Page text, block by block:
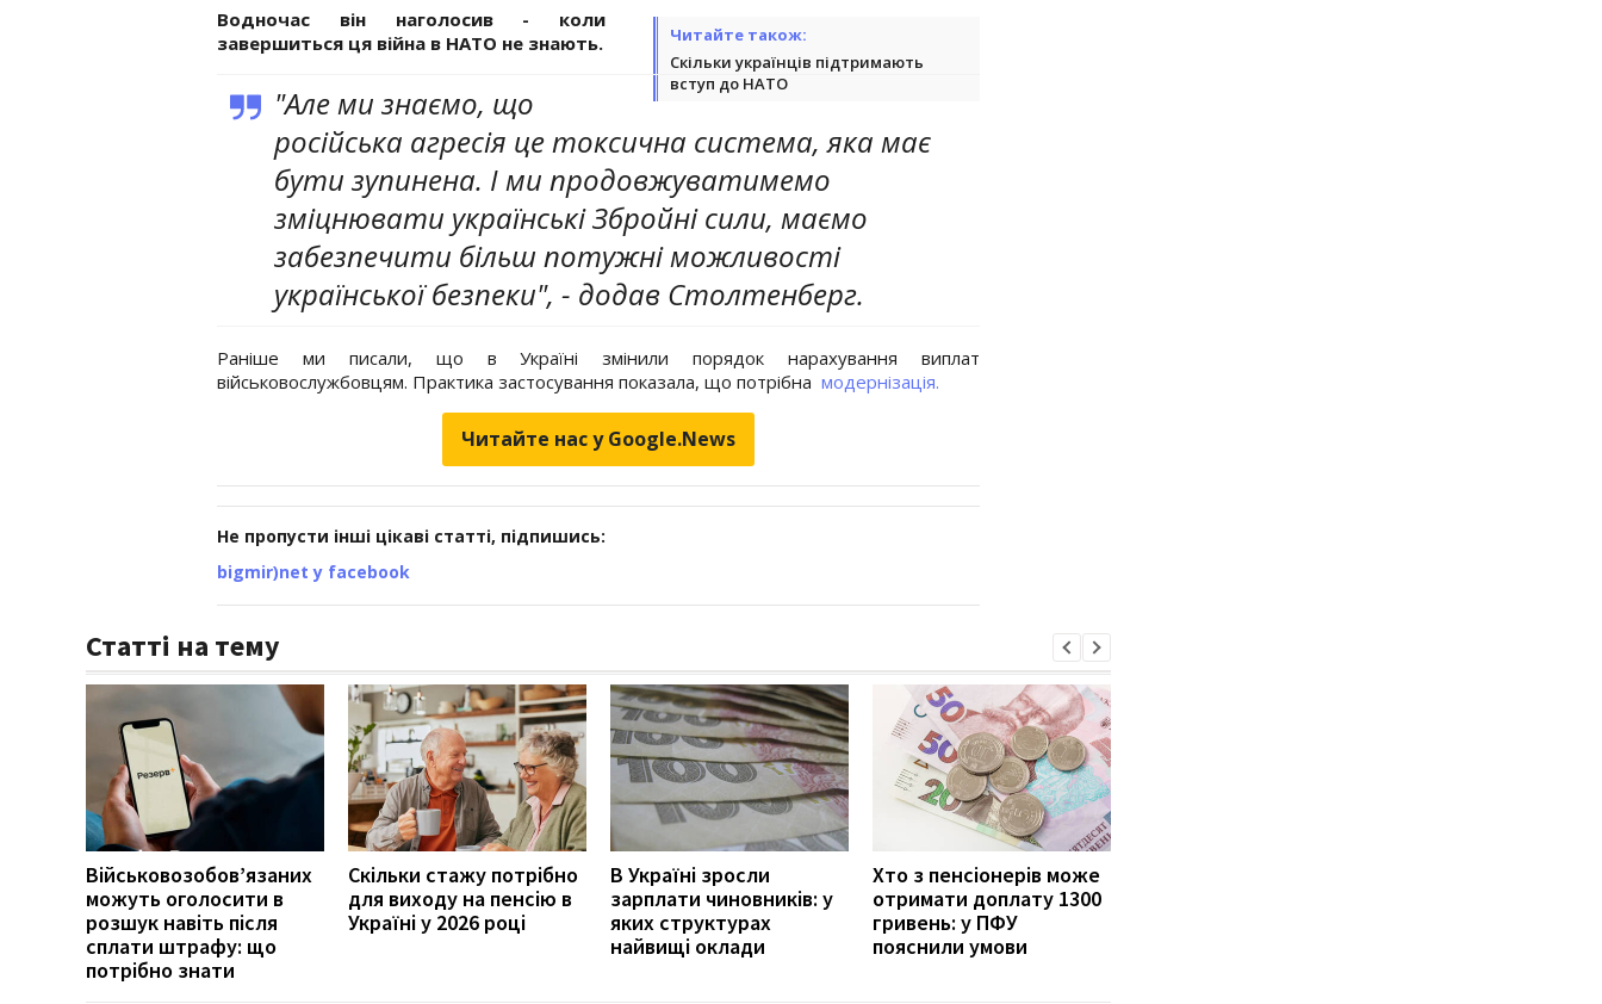
Читайте також:
Скільки українців підтримають
вступ до НАТО
Водночас він наголосив - коли
завершиться ця війна в НАТО не знають.
"Але ми знаємо, що
російська агресія це токсична система, яка має
бути зупинена. І ми продовжуватимемо
зміцнювати українські Збройні сили, маємо
забезпечити більш потужні можливості
української безпеки", - додав Столтенберг.
Раніше ми писали, що в Україні змінили порядок нарахування виплат
військовослужбовцям. Практика застосування показала, що потрібна модернізація.
Читайте нас у Google.News
Не пропусти інші цікаві статті, підпишись:
bigmir)net у facebook
Статті на тему
Військовозобов’язаних
можуть оголосити в
розшук навіть після
сплати штрафу: що
потрібно знати
Скільки стажу потрібно
для виходу на пенсію в
Україні у 2026 році
В Україні зросли
зарплати чиновників: у
яких структурах
найвищі оклади
Хто з пенсіонерів може
отримати доплату 1300
гривень: у ПФУ
пояснили умови